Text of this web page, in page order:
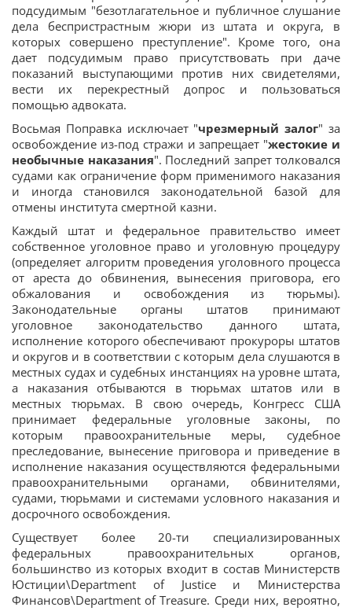
подсудимым "безотлагательное и публичное слушание
дела беспристрастным жюри из штата и округа, в
которых совершено преступление". Кроме того, она
дает подсудимым право присутствовать при даче
показаний выступающими против них свидетелями,
вести их перекрестный допрос и пользоваться
помощью адвоката.
Восьмая Поправка исключает "чрезмерный залог" за
освобождение из-под стражи и запрещает "жестокие и
необычные наказания". Последний запрет толковался
судами как ограничение форм применимого наказания
и иногда становился законодательной базой для
отмены института смертной казни.
Каждый штат и федеральное правительство имеет
собственное уголовное право и уголовную процедуру
(определяет алгоритм проведения уголовного процесса
от ареста до обвинения, вынесения приговора, его
обжалования и освобождения из тюрьмы).
Законодательные органы штатов принимают
уголовное законодательство данного штата,
исполнение которого обеспечивают прокуроры штатов
и округов и в соответствии с которым дела слушаются в
местных судах и судебных инстанциях на уровне штата,
а наказания отбываются в тюрьмах штатов или в
местных тюрьмах. В свою очередь, Конгресс США
принимает федеральные уголовные законы, по
которым правоохранительные меры, судебное
преследование, вынесение приговора и приведение в
исполнение наказания осуществляются федеральными
правоохранительными органами, обвинителями,
судами, тюрьмами и системами условного наказания и
досрочного освобождения.
Существует более 20-ти специализированных
федеральных правоохранительных органов,
большинство из которых входит в состав Министерств
Юстиции\Department of Justice и Министерства
Финансов\Department of Treasure. Среди них, вероятно,